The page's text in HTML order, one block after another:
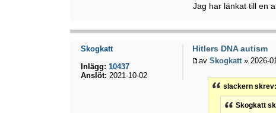
Jag har länkat till en
Hitlers DNA autism
avSkogkatt » 2026-
slackern skrev:
Skogkatt
Skogkatt
Inlägg: 10437
Anslöt: 2021-10-02